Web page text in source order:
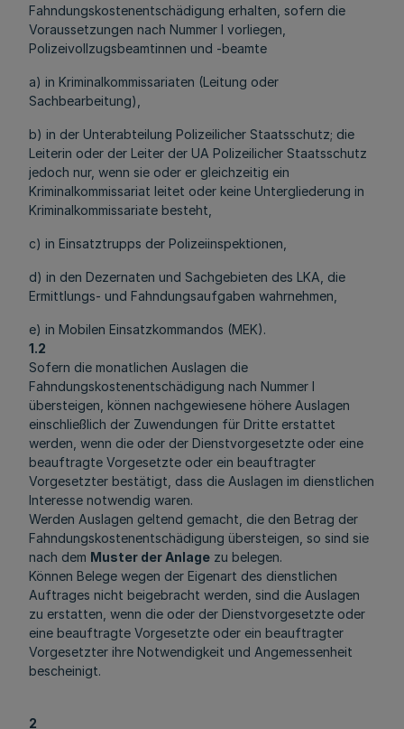
Fahndungskostenentschädigung erhalten, sofern die
Voraussetzungen nach Nummer l vorliegen,
Polizeivollzugsbeamtinnen und -beamte
a) in Kriminalkommissariaten (Leitung oder
Sachbearbeitung),
b) in der Unterabteilung Polizeilicher Staatsschutz; die
Leiterin oder der Leiter der UA Polizeilicher Staatsschutz
jedoch nur, wenn sie oder er gleichzeitig ein
Kriminalkommissariat leitet oder keine Untergliederung in
Kriminalkommissariate besteht,
c) in Einsatztrupps der Polizeiinspektionen,
d) in den Dezernaten und Sachgebieten des LKA, die
Ermittlungs- und Fahndungsaufgaben wahrnehmen,
e) in Mobilen Einsatzkommandos (MEK).
1.2
Sofern die monatlichen Auslagen die
Fahndungskostenentschädigung nach Nummer l
übersteigen, können nachgewiesene höhere Auslagen
einschließlich der Zuwendungen für Dritte erstattet
werden, wenn die oder der Dienstvorgesetzte oder eine
beauftragte Vorgesetzte oder ein beauftragter
Vorgesetzter bestätigt, dass die Auslagen im dienstlichen
Interesse notwendig waren.
Werden Auslagen geltend gemacht, die den Betrag der
Fahndungskostenentschädigung übersteigen, so sind sie
nach dem Muster der Anlage zu belegen.
Können Belege wegen der Eigenart des dienstlichen
Auftrages nicht beigebracht werden, sind die Auslagen
zu erstatten, wenn die oder der Dienstvorgesetzte oder
eine beauftragte Vorgesetzte oder ein beauftragter
Vorgesetzter ihre Notwendigkeit und Angemessenheit
bescheinigt.
2